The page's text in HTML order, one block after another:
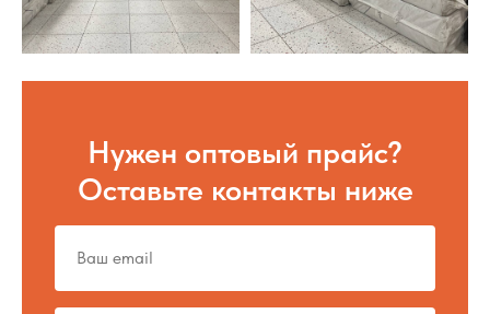
Нужен оптовый прайс?
Оставьте контакты ниже